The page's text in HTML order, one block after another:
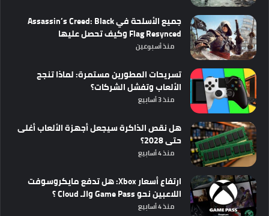
جميع الأسلحة في Assassin’s Creed: Black
Flag Resynced وكيف تحصل عليها
منذ أسبوعين
تسريحات المطورين مستمرة: لماذا تنجح
الألعاب وتفشل الشركات؟
منذ 3 أسابيع
هل نقص الذاكرة سيجعل أجهزة الألعاب أغلى
حتى 2028؟
منذ 4 أسابيع
ارتفاع أسعار Xbox: هل تدفع مايكروسوفت
اللاعبين نحو Game Pass والـ Cloud ؟
منذ 4 أسابيع